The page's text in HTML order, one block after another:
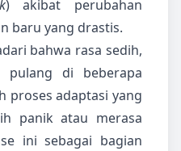
) akibat perubahan
baru yang drastis.
bahwa rasa sedih,
pulang di beberapa
proses adaptasi yang
panik atau merasa
ini sebagai bagian